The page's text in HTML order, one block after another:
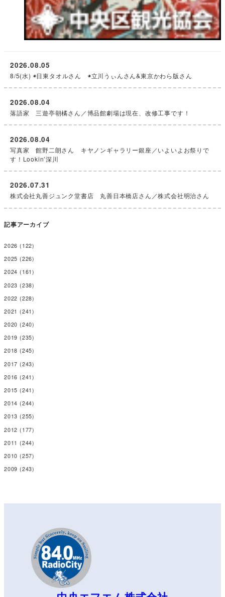
8/5(水) ◉日東タオルさん ◉立川うぃんさん&東京かわら版さん
2026.08.05
落語家 三遊亭朝橘さん／博品館劇場は現在、改修工事です！
2026.08.04
写真家 館野二朗さん キヤノンギャラリー銀座／いよいよお祭りで
す！Lookin’深川
2026.08.04
株式会社丸善ジュンク堂書店 丸善日本橋店さん／株式会社明治さん
2026.07.31
記事アーカイブ
2026 (122)
2025 (226)
2024 (161)
2023 (238)
2022 (228)
2021 (241)
2020 (240)
2019 (235)
2018 (245)
2017 (243)
2016 (241)
2015 (241)
2014 (244)
2013 (255)
2012 (177)
2011 (244)
2010 (257)
2009 (243)